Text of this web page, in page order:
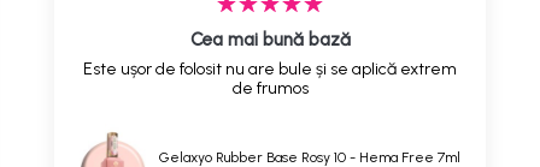
Cea mai bună bază
Este ușor de folosit nu are bule și se aplică extrem
de frumos
Gelaxyo Rubber Base Rosy 10 - Hema Free 7ml